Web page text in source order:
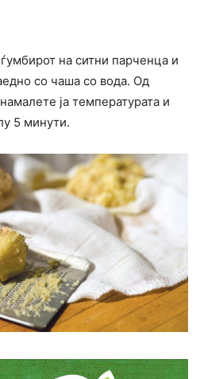
на ситни парченца и
со чаша со вода. Од
ја температурата и
5 минути.